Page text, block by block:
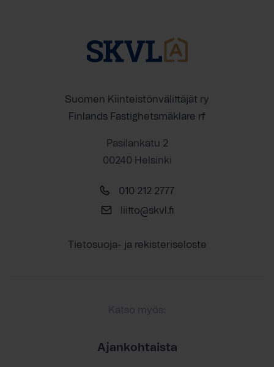
Suomen Kiinteistönvälittäjät ry
Finlands Fastighetsmäklare rf
Pasilankatu 2
00240 Helsinki
010 212 2777
liitto@skvl.fi
Tietosuoja- ja rekisteriseloste
Katso myös:
Ajankohtaista